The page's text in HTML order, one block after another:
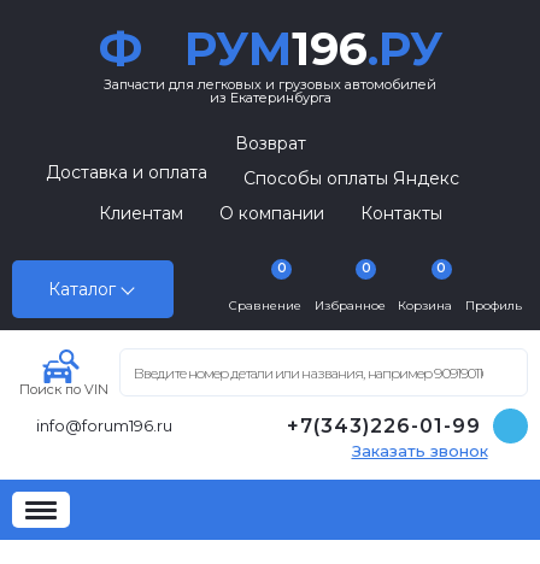
Ф РУМ196.РУ
Запчасти для легковых и грузовых автомобилей
из Екатеринбурга
Каталог
Возврат
Доставка и оплата
Способы оплаты Яндекс
Клиентам
О компании Контакты
Сравнение
0
Избранное
0
Корзина
0
Профиль
Поиск по VIN
info@forum196.ru +7(343)226-01-99
Заказать звонок